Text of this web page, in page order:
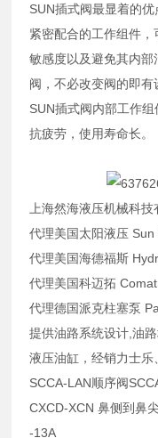
SUN插式阀最显着的
紧密配合的工作组件
敏感度以及避免其内
阀，不必改变阀的即有
SUN插式阀内部工作
抗疲劳，使用寿命长。
上海然海液压机械科
代理美国太阳液压 Sun
代理美国海德福斯
代理美国科迈拓
代理德国派克柱塞泵
提供油路系统设计,油
液压油缸，经销力士
SCCA-LAN顺序阀
CXCD-XCN 鼻侧到鼻
-13A